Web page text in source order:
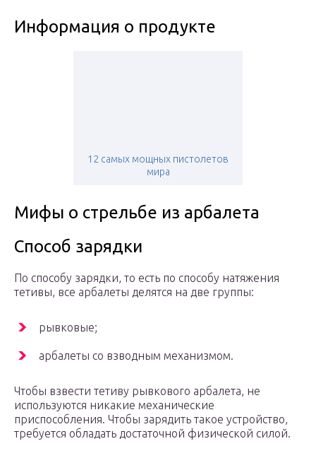
Информация о продукте
12 самых мощных пистолетов
мира
Мифы о стрельбе из арбалета
Способ зарядки
По способу зарядки, то есть по способу натяжения
тетивы, все арбалеты делятся на две группы:
рывковые;
арбалеты со взводным механизмом.
Чтобы взвести тетиву рывкового арбалета, не
используются никакие механические
приспособления. Чтобы зарядить такое устройство,
требуется обладать достаточной физической силой.